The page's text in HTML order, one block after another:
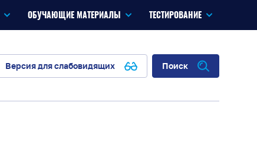
ОБУЧАЮЩИЕ МАТЕРИАЛЫ ТЕСТИРОВАНИЕ
Версия для слабовидящих Поиск